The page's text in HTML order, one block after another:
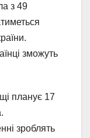
з 49
зможуть
планує 17
зроблять